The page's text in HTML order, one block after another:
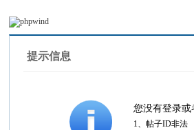
提示信息
您没有登录或
1、帖子ID非法